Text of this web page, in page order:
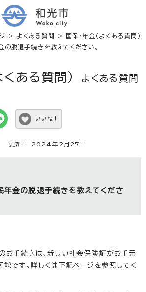
> よくある質問 >
国保・年金（よくある質問）
脱退手続きを教えてください。
くある質問） よくある質問
いいね！
更新日 2024年2月27日
年金の脱退手続きを教えてくださ
お手続きは、新しい社会保険証がお手元
です。詳しくは下記ページを参照してく